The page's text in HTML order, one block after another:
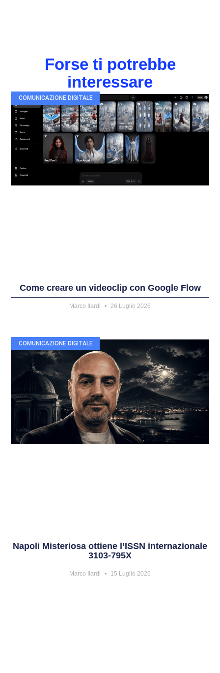
Forse ti potrebbe
interessare
COMUNICAZIONE DIGITALE
Come creare un videoclip con Google Flow
Marco Ilardi 26 Luglio 2026
COMUNICAZIONE DIGITALE
Napoli Misteriosa ottiene l’ISSN internazionale
3103-795X
Marco Ilardi 15 Luglio 2026